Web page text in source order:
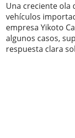
Una creciente ola
vehículos
empresa Yikoto
algunos casos,
respuesta clara